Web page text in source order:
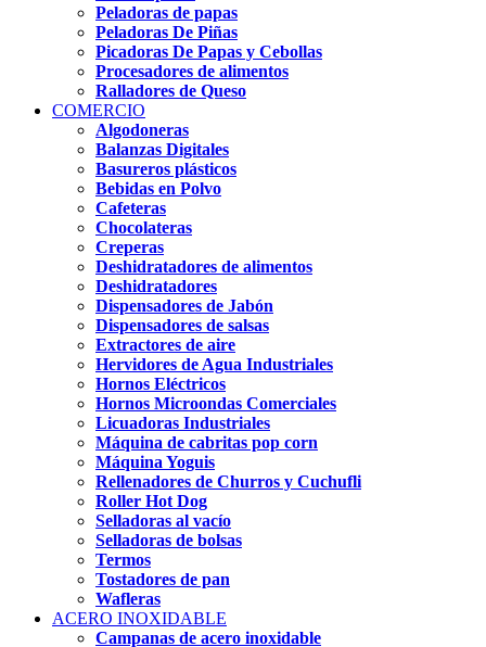
Peladoras de papas
Peladoras De Piñas
Picadoras De Papas y Cebollas
Procesadores de alimentos
Ralladores de Queso
COMERCIO
Algodoneras
Balanzas Digitales
Basureros plásticos
Bebidas en Polvo
Cafeteras
Chocolateras
Creperas
Deshidratadores de alimentos
Deshidratadores
Dispensadores de Jabón
Dispensadores de salsas
Extractores de aire
Hervidores de Agua Industriales
Hornos Eléctricos
Hornos Microondas Comerciales
Licuadoras Industriales
Máquina de cabritas pop corn
Máquina Yoguis
Rellenadores de Churros y Cuchufli
Roller Hot Dog
Selladoras al vacío
Selladoras de bolsas
Termos
Tostadores de pan
Wafleras
ACERO INOXIDABLE
Campanas de acero inoxidable